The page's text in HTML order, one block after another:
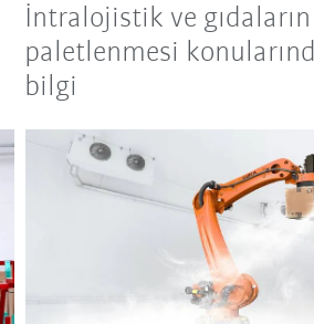
İntralojistik ve gıdaların
paletlenmesi
bilgi